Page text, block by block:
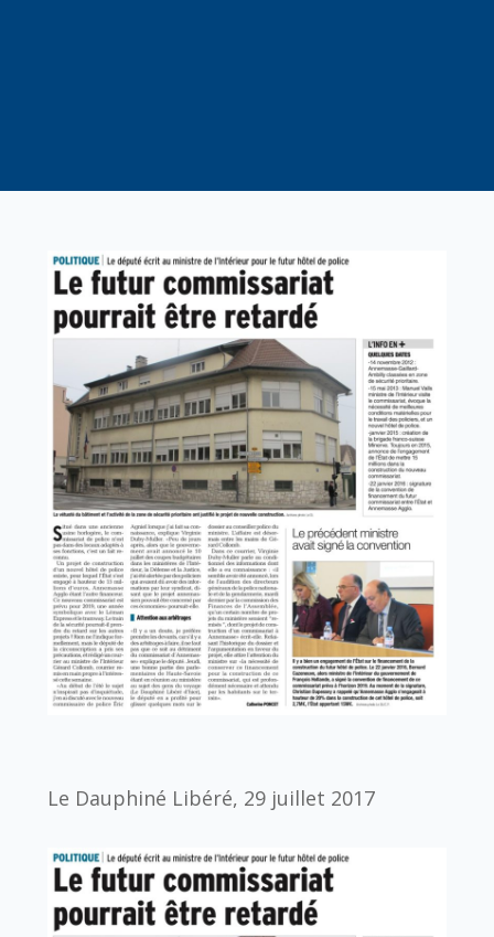
Le Dauphiné Libéré, 29 juillet 2017